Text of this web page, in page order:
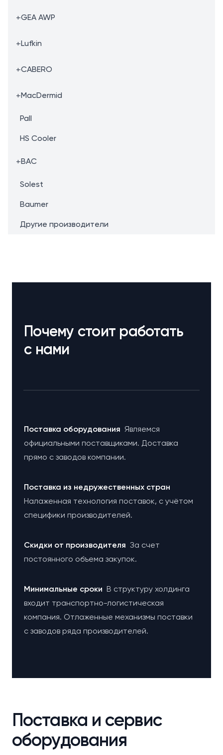
+GEA AWP
+Lufkin
+CABERO
+MacDermid
Pall
HS Cooler
+BAC
Solest
Baumer
Другие производители
Почему стоит работать
с нами
Поставка оборудования Являемся
официальными поставщиками. Доставка
прямо с заводов компании.
Поставка из недружественных стран
Налаженная технология поставок, с учётом
специфики производителей.
Cкидки от производителя За счет
постоянного объема закупок.
Минимальные сроки В структуру холдинга
входит транспортно-логистическая
компания. Отлаженные механизмы поставки
с заводов ряда производителей.
Поставка и сервис
оборудования